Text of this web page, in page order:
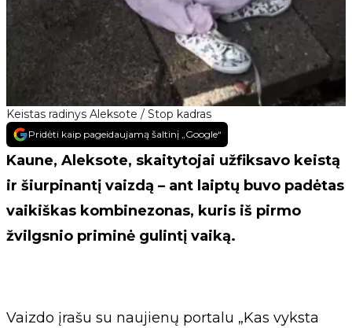
Keistas radinys Aleksote / Stop kadras
Pridėti kaip pageidaujamą šaltinį „Google“
Kaune, Aleksote, skaitytojai užfiksavo keistą
ir šiurpinantį vaizdą – ant laiptų buvo padėtas
vaikiškas kombinezonas, kuris iš pirmo
žvilgsnio priminė gulintį vaiką.
Vaizdo įrašu su naujienų portalu „Kas vyksta